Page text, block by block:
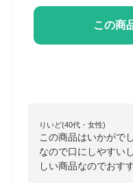
この商
りいど(40代・女性)
この商品はいかがで
なので口にしやすい
しい商品なのでおすす